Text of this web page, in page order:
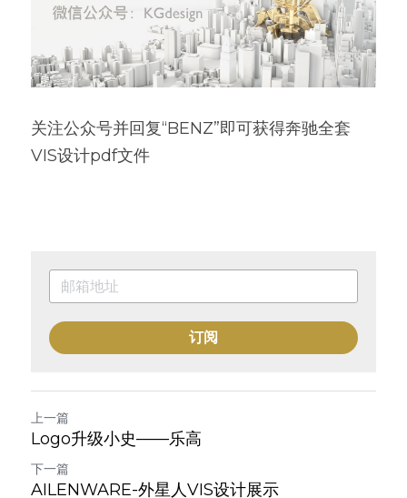
关注公众号并回复“BENZ”即可获得奔驰全套
VIS设计pdf文件
订阅
上一篇
Logo升级小史——乐高
下一篇
AILENWARE-外星人VIS设计展示